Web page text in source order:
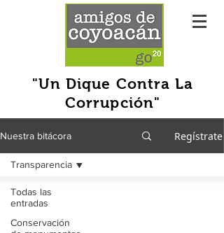
"Un Dique Contra La
Corrupción"
Nuestra bitácora Regístrate
Todas las
entradas
Conservación
Transparencia